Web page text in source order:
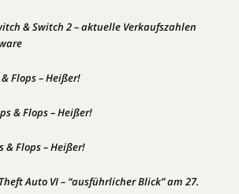
& Switch 2 – aktuelle Verkaufszahlen
& Flops – Heißer!
& Flops – Heißer!
& Flops – Heißer!
Auto VI – “ausführlicher Blick” am 27.